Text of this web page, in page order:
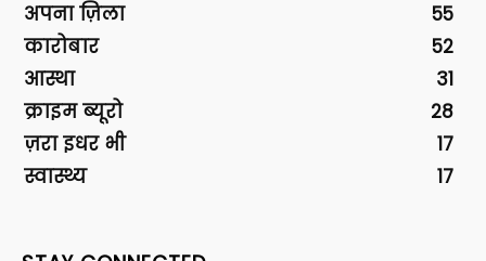
अपना ज़िला
55
कारोबार
52
आस्था
31
क्राइम ब्यूरो
28
ज़रा इधर भी
17
स्वास्थ्य
17